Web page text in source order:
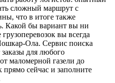
сложный маршрут с
что в итоге также
Какой бы вариант вы ни
вы всегда
Ола. Сервис поиска
для любого
маломерной газели до
сейчас и заполните